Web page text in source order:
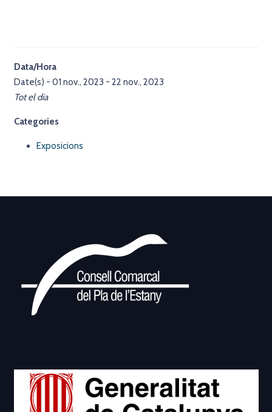
Data/Hora
Date(s) - 01 nov., 2023 - 22 nov., 2023
Tot el dia
Categories
Exposicions